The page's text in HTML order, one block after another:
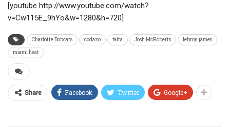
[youtube http://www.youtube.com/watch?
v=Cw115E_9hYo&w=1280&h=720]
Charlotte Bobcats codazo falta Josh McRoberts
lebron james
miami heat
Share Facebook Twitter Google+